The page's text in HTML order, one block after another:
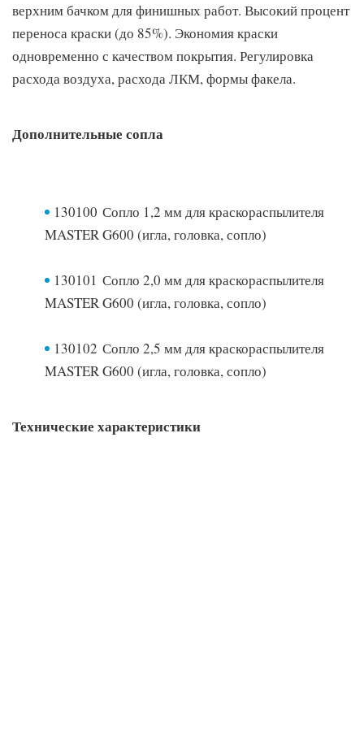
верхним бачком для финишных работ. Высокий процент
переноса краски (до 85%). Экономия краски
одновременно с качеством покрытия. Регулировка
расхода воздуха, расхода ЛКМ, формы факела.
Дополнительные сопла
130100 Сопло 1,2 мм для краскораспылителя
MASTER G600 (игла, головка, сопло)
130101 Сопло 2,0 мм для краскораспылителя
MASTER G600 (игла, головка, сопло)
130102 Сопло 2,5 мм для краскораспылителя
MASTER G600 (игла, головка, сопло)
Технические характеристики